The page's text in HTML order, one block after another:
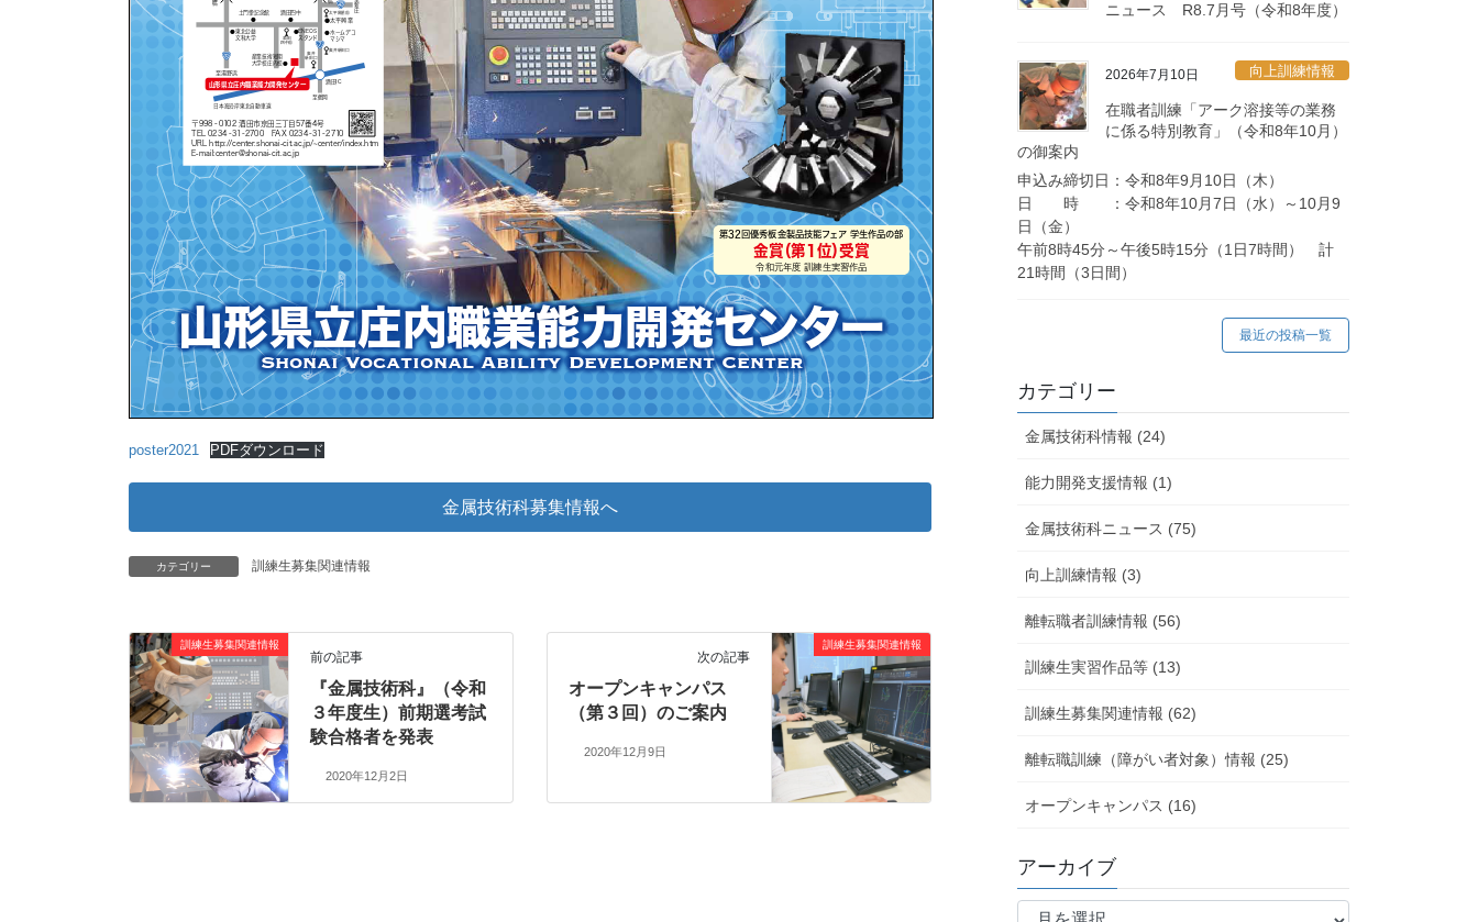
poster2021 PDFダウンロード
金属技術科募集情報へ
カテゴリー 訓練生募集関連情報
訓練生募集関連情報
前の記事
『金属技術科』（令和
３年度生）前期選考試
験合格者を発表
2020年12月2日
訓練生募集関連情報
次の記事
オープンキャンパス
（第３回）のご案内
2020年12月9日
ニュース R8.7月号（令和8年度）
2026年7月10日 向上訓練情報
在職者訓練「アーク溶接等の業務
に係る特別教育」（令和8年10月）
の御案内
申込み締切日：令和8年9月10日（木）
日 時 ：令和8年10月7日（水）～10月9
日（金）
午前8時45分～午後5時15分（1日7時間） 計
21時間（3日間）
最近の投稿一覧
カテゴリー
金属技術科情報 (24)
能力開発支援情報 (1)
金属技術科ニュース (75)
向上訓練情報 (3)
離転職者訓練情報 (56)
訓練生実習作品等 (13)
訓練生募集関連情報 (62)
離転職訓練（障がい者対象）情報 (25)
オープンキャンパス (16)
アーカイブ
ア